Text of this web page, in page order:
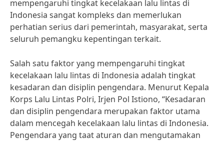
mempengaruhi tingkat kecelakaan lalu lintas di
Indonesia sangat kompleks dan memerlukan
perhatian serius dari pemerintah, masyarakat, serta
seluruh pemangku kepentingan terkait.
Salah satu faktor yang mempengaruhi tingkat
kecelakaan lalu lintas di Indonesia adalah tingkat
kesadaran dan disiplin pengendara. Menurut Kepala
Korps Lalu Lintas Polri, Irjen Pol Istiono, “Kesadaran
dan disiplin pengendara merupakan faktor utama
dalam mencegah kecelakaan lalu lintas di Indonesia.
Pengendara yang taat aturan dan mengutamakan